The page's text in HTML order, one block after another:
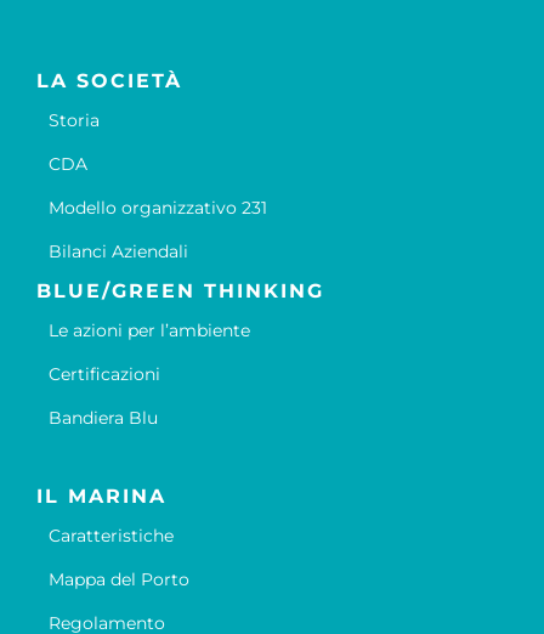
LA SOCIETÀ
Storia
CDA
Modello organizzativo 231
Bilanci Aziendali
BLUE/GREEN THINKING
Le azioni per l’ambiente
Certificazioni
Bandiera Blu
IL MARINA
Caratteristiche
Mappa del Porto
Regolamento